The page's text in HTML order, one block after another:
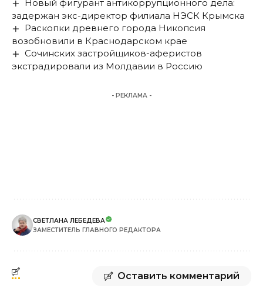
Новый фигурант антикоррупционного дела:
задержан экс-директор филиала НЭСК Крымска
Раскопки древнего города Никопсия
возобновили в Краснодарском крае
Сочинских застройщиков-аферистов
экстрадировали из Молдавии в Россию
- РЕКЛАМА -
СВЕТЛАНА ЛЕБЕДЕВА
ЗАМЕСТИТЕЛЬ ГЛАВНОГО РЕДАКТОРА
Оставить комментарий